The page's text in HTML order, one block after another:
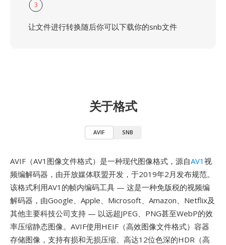
3
让文件进行转换随后你可以下载你的snb文件
关于格式
AVIF SNB
AVIF（AV1图像文件格式）是一种现代图像格式，源自AV1 视
频编解码器，由开放媒体联盟开发，于2019年2月发布规范。
该格式利用AV1的帧内编码工具 — 这是一种免版税的视频编
解码器，由Google、Apple、Microsoft、Amazon、Netflix及
其他主要科技公司支持 — 以远超JPEG、PNG甚至WebP的效
率压缩静态图像。AVIF使用HEIF（高效图像文件格式）容器
存储图像，支持有损和无损压缩、高达12位色深的HDR（高